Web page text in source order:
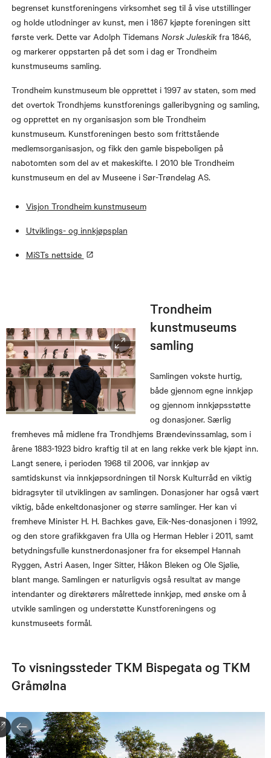
begrenset kunstforeningens virksomhet seg til å vise utstillinger
og holde utlodninger av kunst, men i 1867 kjøpte foreningen sitt
første verk. Dette var Adolph Tidemans Norsk Juleskikfra 1846,
og markerer oppstarten på det som i dag er Trondheim
kunstmuseums samling.
Trondheim kunstmuseum ble opprettet i 1997 av staten, som med
det overtok Trondhjems kunstforenings galleribygning og samling,
og opprettet en ny organisasjon som ble Trondheim
kunstmuseum. Kunstforeningen besto som frittstående
medlemsorganisasjon, og fikk den gamle bispeboligen på
nabotomten som del av et makeskifte. I 2010 ble Trondheim
kunstmuseum en del av Museene i Sør-Trøndelag AS.
Visjon Trondheim kunstmuseum
Utviklings- og innkjøpsplan
MiSTs nettside
Trondheim
kunstmuseums
samling
Samlingen vokste hurtig,
både gjennom egne innkjøp
og gjennom innkjøpsstøtte
og donasjoner. Særlig
fremheves må midlene fra Trondhjems Brændevinssamlag, som i
årene 1883-1923 bidro kraftig til at en lang rekke verk ble kjøpt inn.
Langt senere, i perioden 1968 til 2006, var innkjøp av
samtidskunst via innkjøpsordningen til Norsk Kulturråd en viktig
bidragsyter til utviklingen av samlingen. Donasjoner har også vært
viktig, både enkeltdonasjoner og større samlinger. Her kan vi
fremheve Minister H. H. Bachkes gave, Eik-Nes-donasjonen i 1992,
og den store grafikkgaven fra Ulla og Herman Hebler i 2011, samt
betydningsfulle kunstnerdonasjoner fra for eksempel Hannah
Ryggen, Astri Aasen, Inger Sitter, Håkon Bleken og Ole Sjølie,
blant mange. Samlingen er naturligvis også resultat av mange
intendanter og direktørers målrettede innkjøp, med ønske om å
utvikle samlingen og understøtte Kunstforeningens og
kunstmuseets formål.
To visningssteder TKM Bispegata og TKM
Gråmølna